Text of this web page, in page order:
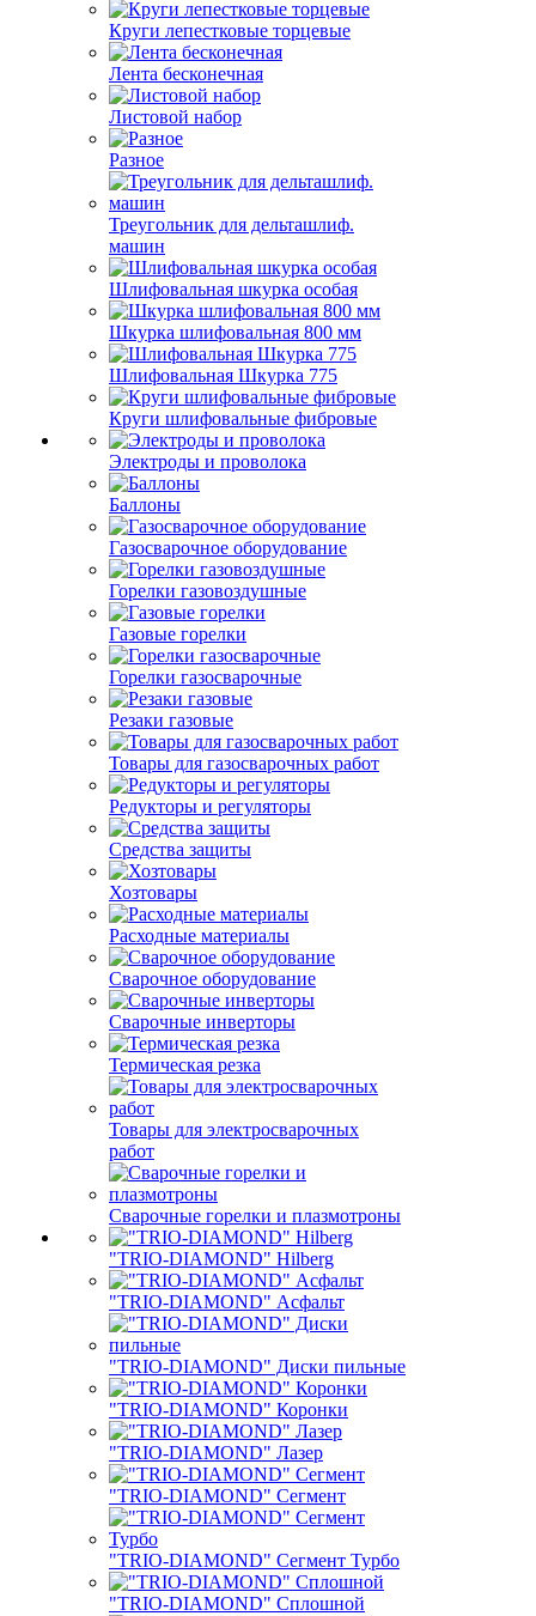
Круги лепестковые торцевые
Лента бесконечная
Листовой набор
Разное
Треугольник для дельташлиф.
машин
Шлифовальная шкурка особая
Шкурка шлифовальная 800 мм
Шлифовальная Шкурка 775
Круги шлифовальные фибровые
Электроды и проволока
Баллоны
Газосварочное оборудование
Горелки газовоздушные
Газовые горелки
Горелки газосварочные
Резаки газовые
Товары для газосварочных работ
Редукторы и регуляторы
Средства защиты
Хозтовары
Расходные материалы
Сварочное оборудование
Сварочные инверторы
Термическая резка
Товары для электросварочных
работ
Сварочные горелки и плазмотроны
"TRIO-DIAMOND" Hilberg
"TRIO-DIAMOND" Асфальт
"TRIO-DIAMOND" Диски пильные
"TRIO-DIAMOND" Коронки
"TRIO-DIAMOND" Лазер
"TRIO-DIAMOND" Сегмент
"TRIO-DIAMOND" Сегмент Турбо
"TRIO-DIAMOND" Сплошной